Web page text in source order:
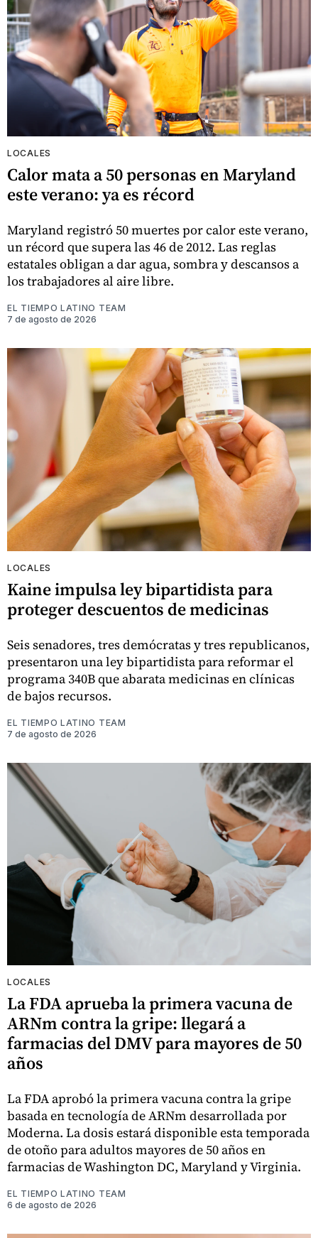
LOCALES
Calor mata a 50 personas en Maryland
este verano: ya es récord
Maryland registró 50 muertes por calor este verano,
un récord que supera las 46 de 2012. Las reglas
estatales obligan a dar agua, sombra y descansos a
los trabajadores al aire libre.
EL TIEMPO LATINO TEAM
7 de agosto de 2026
LOCALES
Kaine impulsa ley bipartidista para
proteger descuentos de medicinas
Seis senadores, tres demócratas y tres republicanos,
presentaron una ley bipartidista para reformar el
programa 340B que abarata medicinas en clínicas
de bajos recursos.
EL TIEMPO LATINO TEAM
7 de agosto de 2026
LOCALES
La FDA aprueba la primera vacuna de
ARNm contra la gripe: llegará a
farmacias del DMV para mayores de 50
años
La FDA aprobó la primera vacuna contra la gripe
basada en tecnología de ARNm desarrollada por
Moderna. La dosis estará disponible esta temporada
de otoño para adultos mayores de 50 años en
farmacias de Washington DC, Maryland y Virginia.
EL TIEMPO LATINO TEAM
6 de agosto de 2026